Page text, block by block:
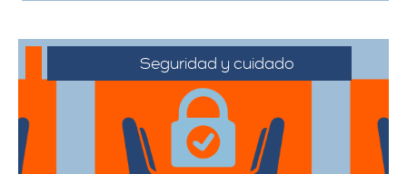
Seguridad y cuidado
Nos comprometemos a manejar sus
pertenencias con el máximo cuidado,